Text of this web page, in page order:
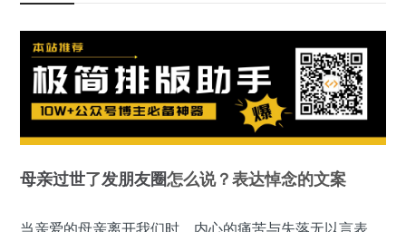
母亲过世了发朋友圈怎么说？表达悼念的文案